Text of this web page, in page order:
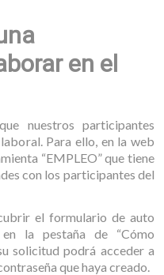
en el
nuestros participantes
Para ello, en la web
“EMPLEO” que tiene
con los participantes del
el formulario de auto
la pestaña de “Cómo
solicitud podrá acceder a
que haya creado.